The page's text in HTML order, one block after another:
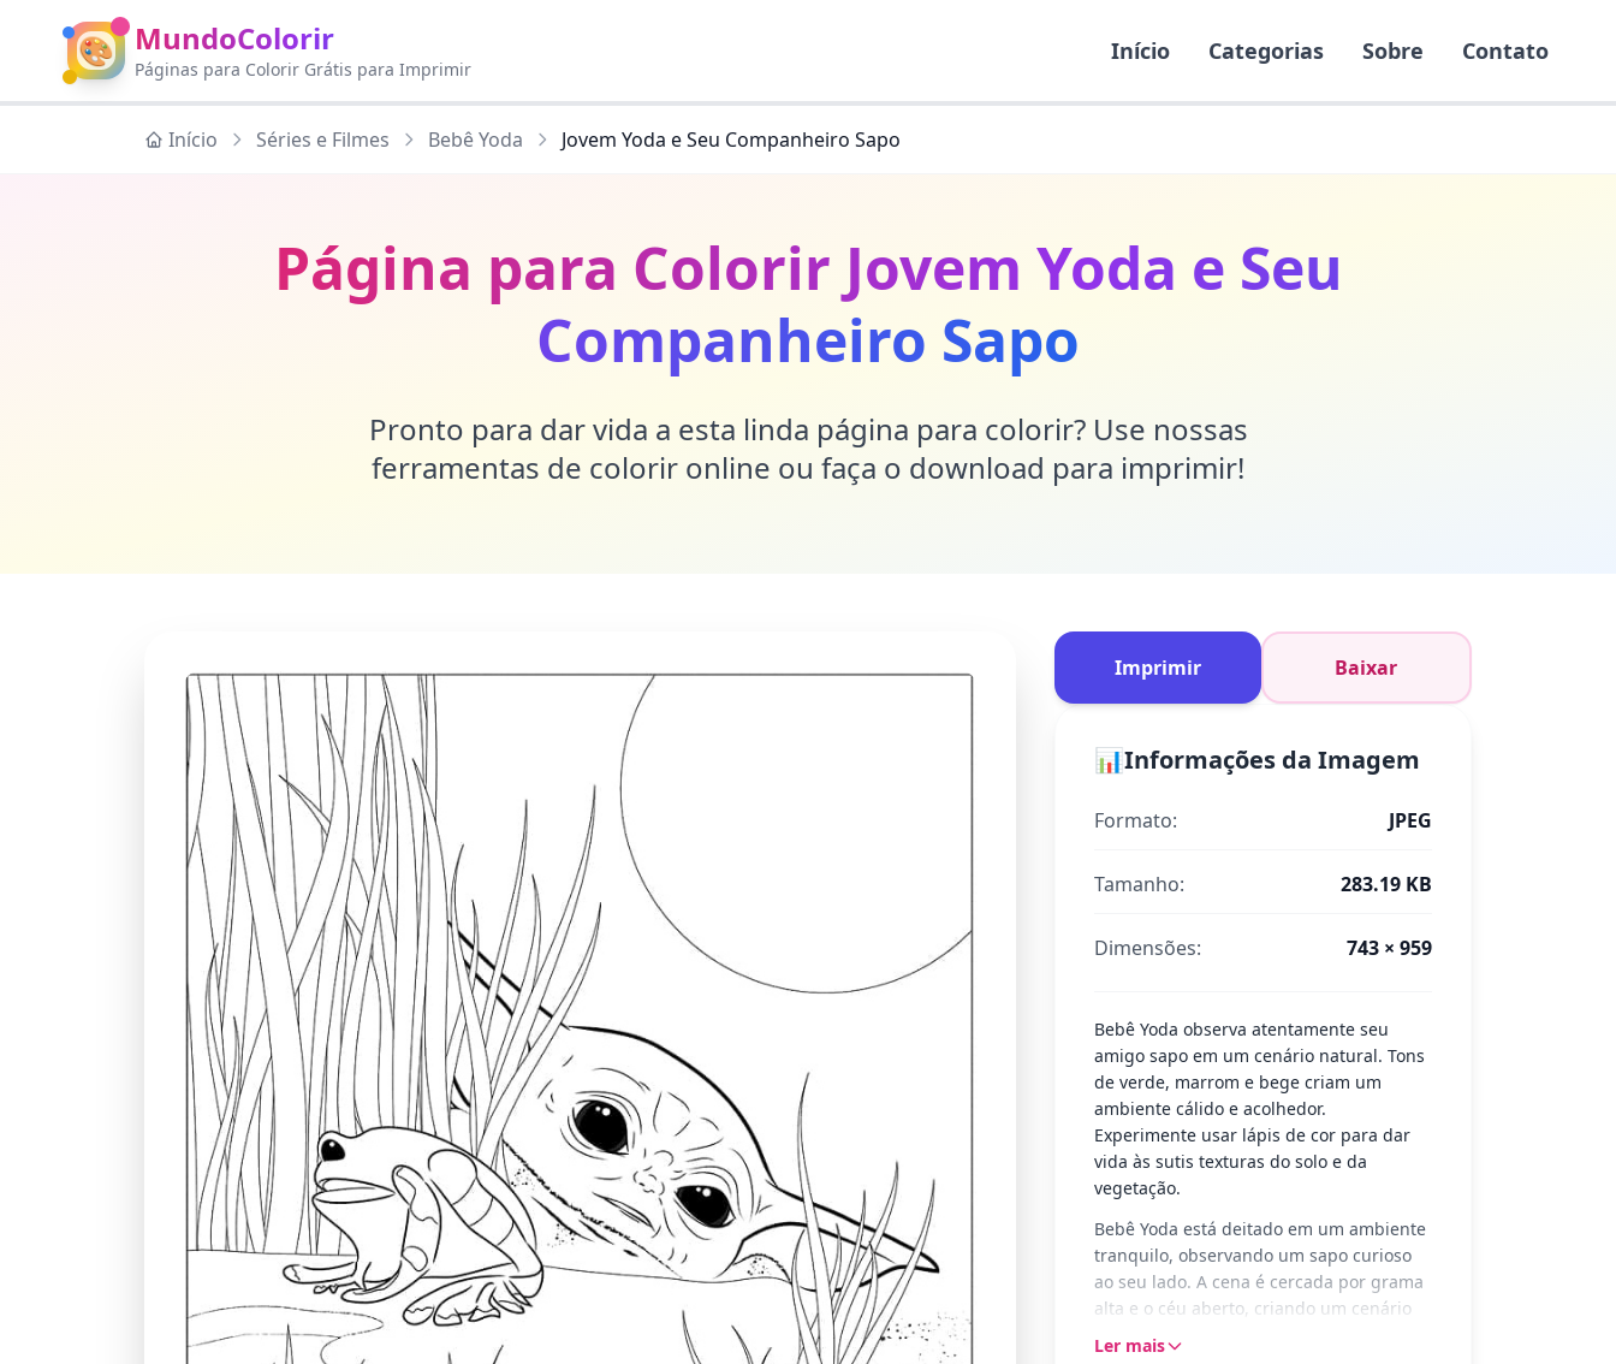
🎨 MundoColorir
Páginas para Colorir Grátis para Imprimir
Início Categorias Sobre Contato
Início Séries e Filmes Bebê Yoda Jovem Yoda e Seu Companheiro Sapo
Página para Colorir Jovem Yoda e Seu
Companheiro Sapo
Pronto para dar vida a esta linda página para colorir? Use nossas
ferramentas de colorir online ou faça o download para imprimir!
Imprimir Baixar
📊Informações da Imagem
Formato: JPEG
Tamanho: 283.19 KB
Dimensões: 743 × 959
Bebê Yoda observa atentamente seu
amigo sapo em um cenário natural. Tons
de verde, marrom e bege criam um
ambiente cálido e acolhedor.
Experimente usar lápis de cor para dar
vida às sutis texturas do solo e da
vegetação.
Bebê Yoda está deitado em um ambiente
tranquilo, observando um sapo curioso
ao seu lado. A cena é cercada por grama
alta e o céu aberto, criando um cenário
sereno e natural. Os detalhes sutis nas
Ler mais